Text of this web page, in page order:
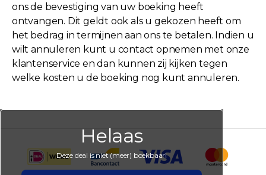
ons de bevestiging van uw boeking heeft
ontvangen. Dit geldt ook als u gekozen heeft om
het bedrag in termijnen aan ons te betalen. Indien u
wilt annuleren kunt u contact opnemen met onze
klantenservice en dan kunnen zij kijken tegen
welke kosten u de boeking nog kunt annuleren.
Helaas
Deze deal is niet (meer) boekbaar!